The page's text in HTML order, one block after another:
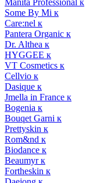
Manita Professional к
Some By Mi к
Care:nel к
Pantera Organic к
Dr. Althea к
HYGGEE к
VT Cosmetics к
Cellvio к
Dasique к
Jmella in France к
Bogenia к
Bouqet Garni к
Prettyskin к
Rom&nd к
Biodance к
Beaumyr к
Fortheskin к